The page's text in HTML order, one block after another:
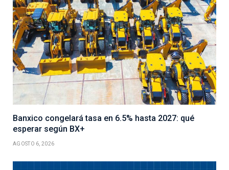
Banxico congelará tasa en 6.5% hasta 2027: qué
esperar según BX+
AGOSTO 6, 2026